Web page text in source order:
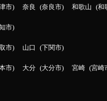
市 奈良 奈良市 和歌山 和
市
市 山口 下関市
市 大分 大分市 宮崎 宮崎